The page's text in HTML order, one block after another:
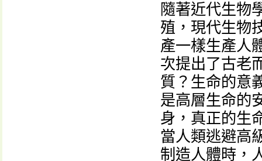
隨著近代生物
殖，現代生物
產一樣生產人
次提出了古老
質？生命的意
是高層生命的
身，真正的生
當人類逃避高
制造人體時，